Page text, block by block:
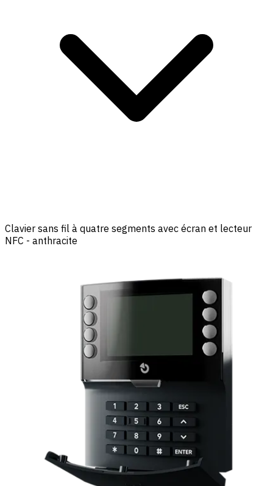
Clavier sans fil à quatre segments avec écran et lecteur
NFC - anthracite